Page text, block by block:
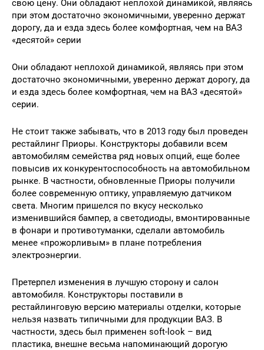
свою цену. Они обладают неплохой динамикой, являясь
при этом достаточно экономичными, уверенно держат
дорогу, да и езда здесь более комфортная, чем на ВАЗ
«десятой» серии
Они обладают неплохой динамикой, являясь при этом
достаточно экономичными, уверенно держат дорогу, да
и езда здесь более комфортная, чем на ВАЗ «десятой»
серии.
Не стоит также забывать, что в 2013 году был проведен
рестайлинг Приоры. Конструкторы добавили всем
автомобилям семейства ряд новых опций, еще более
повысив их конкурентоспособность на автомобильном
рынке. В частности, обновленные Приоры получили
более современную оптику, управляемую датчиком
света. Многим пришелся по вкусу несколько
изменившийся бампер, а светодиоды, вмонтированные
в фонари и противотуманки, сделали автомобиль
менее «прожорливым» в плане потребления
электроэнергии.
Претерпел изменения в лучшую сторону и салон
автомобиля. Конструкторы поставили в
рестайлинговую версию материалы отделки, которые
нельзя назвать типичными для продукции ВАЗ. В
частности, здесь был применен soft-look – вид
пластика, внешне весьма напоминающий дорогую